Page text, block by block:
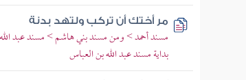
مر أختك أن تركب ولتهد بدنة
مسند أحمد > ومن مسند بني هاشم > مسند عبد
بداية مسند عبد الله بن العباس